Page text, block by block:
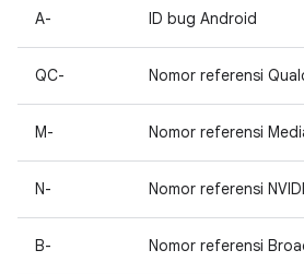
A- ID bug Android
QC- Nomor referensi
M- Nomor referensi
N- Nomor referensi
B- Nomor referensi